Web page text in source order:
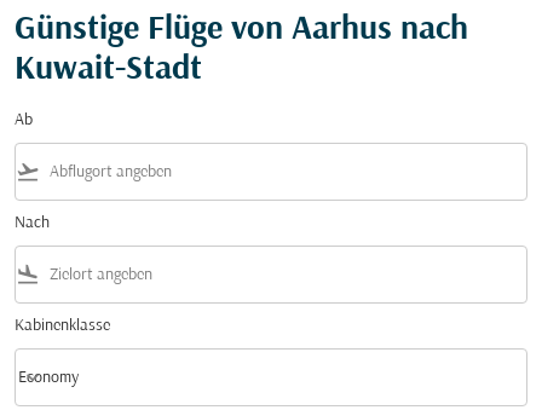
Günstige Flüge von Aarhus nach
Kuwait-Stadt
Ab
flight_takeoff
Nach
flight_land
Kabinenklasse
Kabinenklasse option Economy Selected
Economy
keyboard_arrow_down